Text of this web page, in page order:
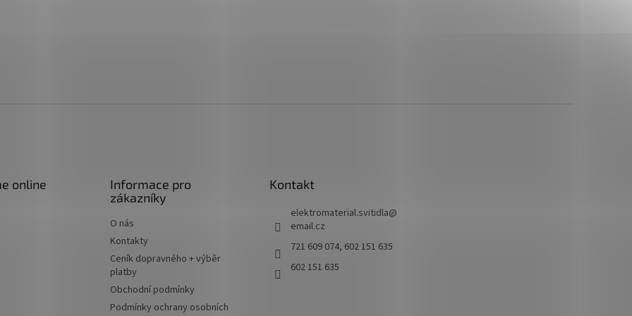
online
Informace pro
zákazníky
O nás
Kontakty
Ceník dopravného + výběr
platby
Obchodní podmínky
Podmínky ochrany osobních
Kontakt
elektromaterial.svitidla@
email.cz
721 609 074, 602 151 635
602 151 635